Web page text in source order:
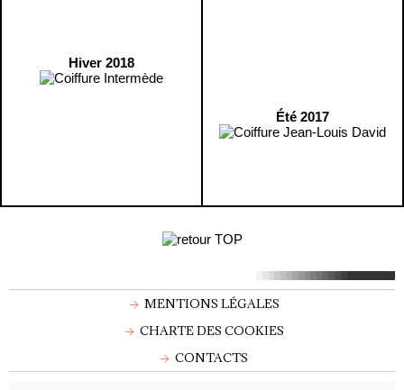
Hiver 2018
Été 2017
MENTIONS LÉGALES
CHARTE DES COOKIES
CONTACTS